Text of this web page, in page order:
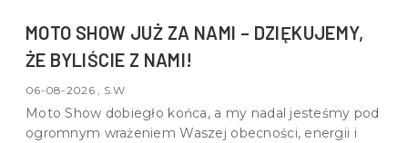
MOTO SHOW JUŻ ZA NAMI – DZIĘKUJEMY,
ŻE BYLIŚCIE Z NAMI!
06-08-2026 , S.W
Moto Show dobiegło końca, a my nadal jesteśmy pod
ogromnym wrażeniem Waszej obecności, energii i